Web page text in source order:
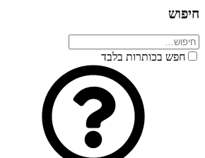
חיפוש
חפש בכותרות בלבד